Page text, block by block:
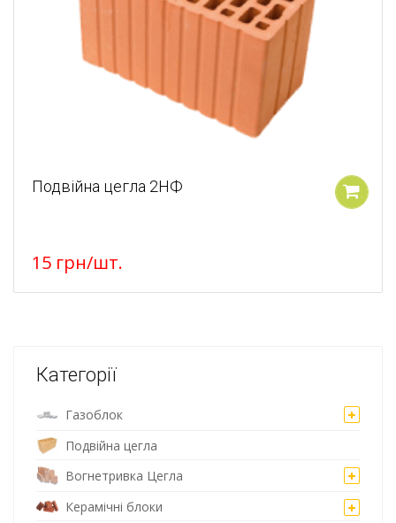
Подвійна цегла 2НФ
15 грн/шт.
Категорії
Газоблок
Подвійна цегла
Вогнетривка Цегла
Керамічні блоки